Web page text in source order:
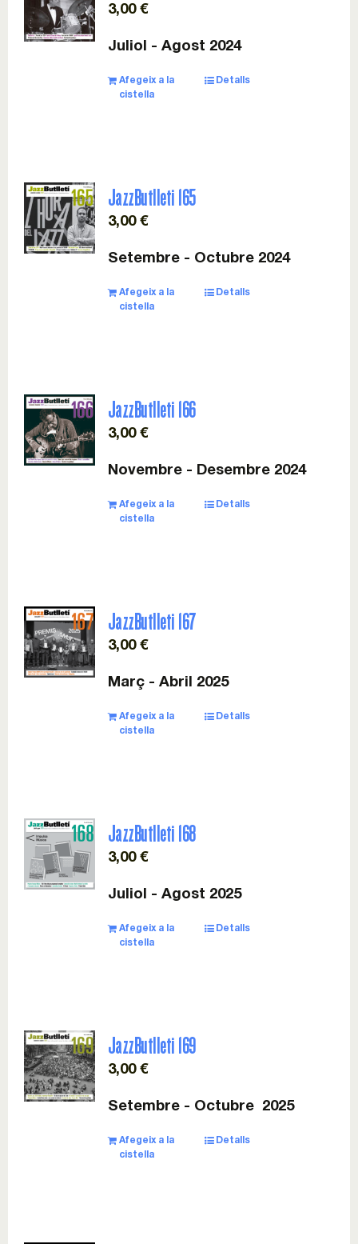
3,00 €
Juliol - Agost 2024
Afegeix a la
cistella
Detalls
JazzButlleti 165
3,00 €
Setembre - Octubre 2024
Afegeix a la
cistella
Detalls
JazzButlleti 166
3,00 €
Novembre - Desembre 2024
Afegeix a la
cistella
Detalls
JazzButlleti 167
3,00 €
Març - Abril 2025
Afegeix a la
cistella
Detalls
JazzButlleti 168
3,00 €
Juliol - Agost 2025
Afegeix a la
cistella
Detalls
JazzButlleti 169
3,00 €
Setembre - Octubre 2025
Afegeix a la
cistella
Detalls